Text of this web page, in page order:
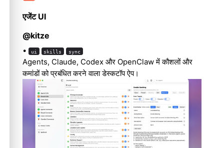
एजेंट UI
@kitze
• ui skills sync
Agents, Claude, Codex और OpenClaw में कौशलों और
कमांडों को प्रबंधित करने वाला डेस्कटॉप ऐप।